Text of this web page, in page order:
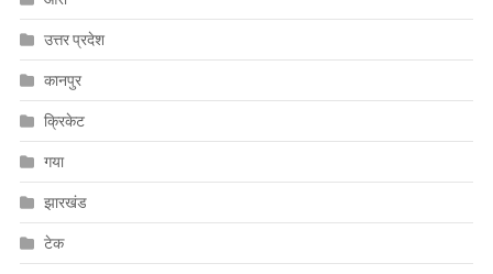
उत्तर प्रदेश
कानपुर
क्रिकेट
गया
झारखंड
टेक